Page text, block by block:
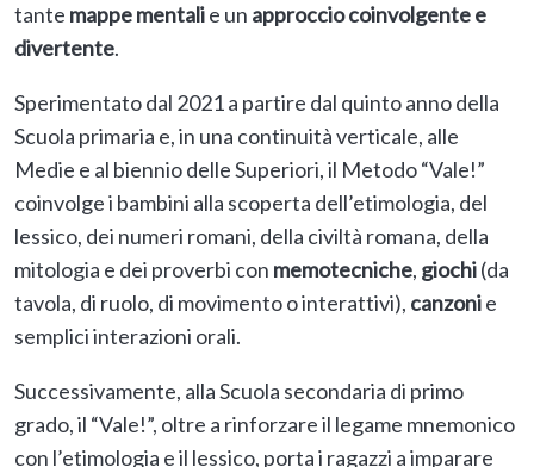
tante mappe mentalie un approccio coinvolgente e
divertente.
Sperimentato dal 2021 a partire dal quinto anno della
Scuola primaria e, in una continuità verticale, alle
Medie e al biennio delle Superiori, il Metodo “Vale!”
coinvolge i bambini alla scoperta dell’etimologia, del
lessico, dei numeri romani, della civiltà romana, della
mitologia e dei proverbi con memotecniche, giochi(da
tavola, di ruolo, di movimento o interattivi), canzonie
semplici interazioni orali.
Successivamente, alla Scuola secondaria di primo
grado, il “Vale!”, oltre a rinforzare il legame mnemonico
con l’etimologia e il lessico, porta i ragazzi a imparare